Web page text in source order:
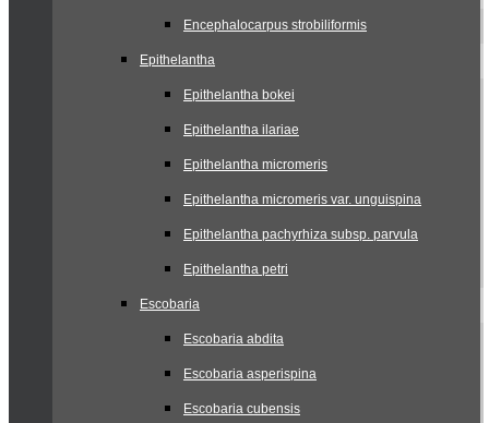
Encephalocarpus strobiliformis
Epithelantha
Epithelantha bokei
Epithelantha ilariae
Epithelantha micromeris
Epithelantha micromeris var. unguispina
Epithelantha pachyrhiza subsp. parvula
Epithelantha petri
Escobaria
Escobaria abdita
Escobaria asperispina
Escobaria cubensis